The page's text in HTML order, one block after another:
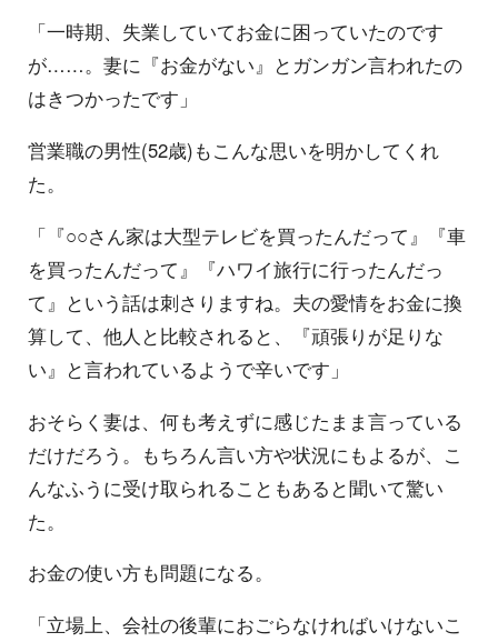
「一時期、失業していてお金に困っていたのです
が……。妻に『お金がない』とガンガン言われたの
はきつかったです」
営業職の男性(52歳)もこんな思いを明かしてくれ
た。
「『○○さん家は大型テレビを買ったんだって』『車
を買ったんだって』『ハワイ旅行に行ったんだっ
て』という話は刺さりますね。夫の愛情をお金に換
算して、他人と比較されると、『頑張りが足りな
い』と言われているようで辛いです」
おそらく妻は、何も考えずに感じたまま言っている
だけだろう。もちろん言い方や状況にもよるが、こ
んなふうに受け取られることもあると聞いて驚い
た。
お金の使い方も問題になる。
「立場上、会社の後輩におごらなければいけないこ